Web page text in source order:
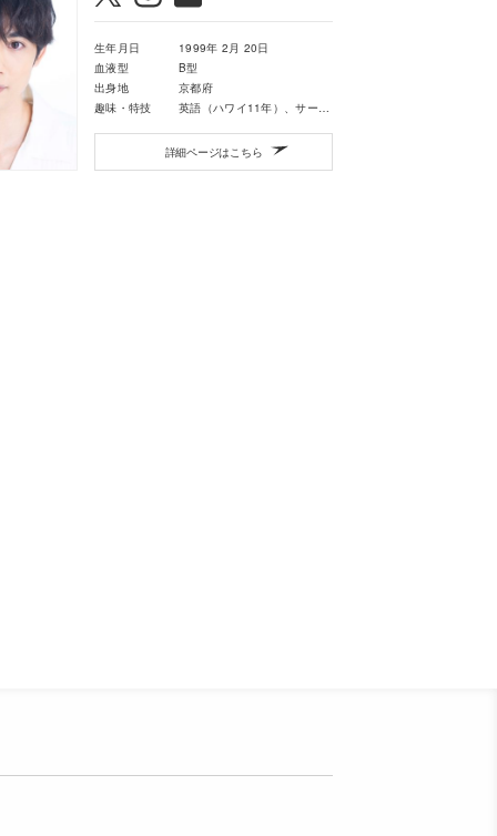
生年月日
1999年 2月 20日
血液型
B型
出身地
京都府
趣味・特技
英語（ハワイ11年）、サーフィン
詳細ページはこちら